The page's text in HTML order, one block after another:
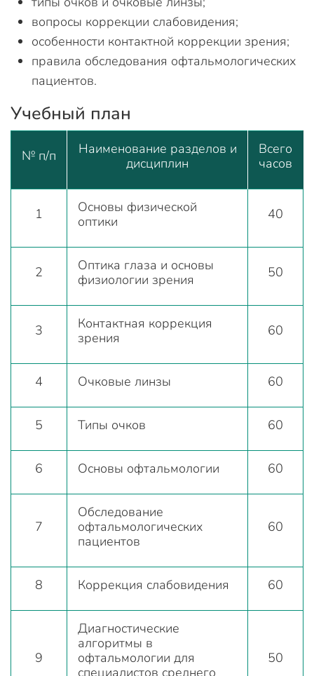
вопросы коррекции слабовидения;
особенности контактной коррекции зрения;
правила обследования офтальмологических
пациентов.
Учебный план
№ п/п
Наименование разделов и
дисциплин
Всего
часов
1
Основы физической
оптики
40
2
Оптика глаза и основы
физиологии зрения
50
3
Контактная коррекция
зрения
60
4 Очковые линзы 60
5 Типы очков 60
6 Основы офтальмологии 60
7
Обследование
офтальмологических
пациентов
60
8 Коррекция слабовидения 60
9
Диагностические
алгоритмы в
офтальмологии для
специалистов среднего
50